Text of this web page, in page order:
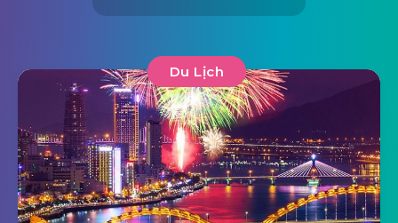
Du Lịch